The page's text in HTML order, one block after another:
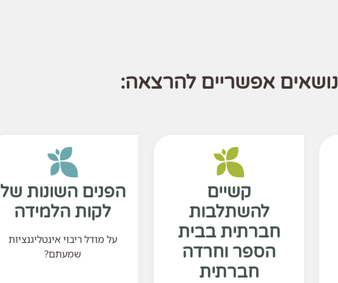
נושאים אפשריים להרצאה:
קשיים
להשתלבות
חברתית בבית
הספר וחרדה
חברתית
הפנים השונות של
לקות הלמידה
על מודל ריבוי אינטליגנציות
שמעתם?